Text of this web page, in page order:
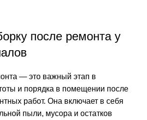
после ремонта у
— это важный этап в
и порядка в помещении после
работ. Она включает в себя
пыли, мусора и остатков